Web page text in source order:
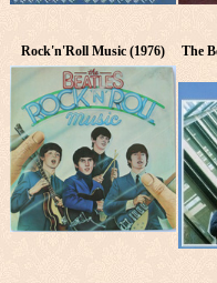
Rock'n'Roll Music (1976) The